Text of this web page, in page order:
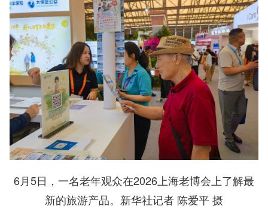
6月5日，一名老年观众在2026上海老博会上了解最
新的旅游产品。新华社记者 陈爱平 摄